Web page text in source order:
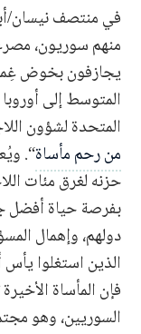
منهم سوريون،
يجازفون بخوض
المتوسط إلى
المتحدة لشؤون
من رحم مأساة“.
حزنه لغرق مئات
بفرصة حياة أفضل
دولهم، وإهمال
الذين استغلوا يأس
فإن المأساة
السوريين، وهو